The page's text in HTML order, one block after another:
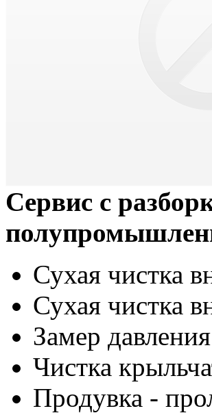
Сервис с
Сухая чистка
Сухая чистка
Замер
Чистка
Продувка -